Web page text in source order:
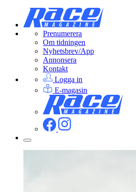
Prenumerera
Om tidningen
Nyhetsbrev/App
Annonsera
Kontakt
Logga in
E-magasin